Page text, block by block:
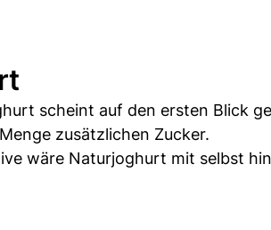
scheint auf den ersten Blick
zusätzlichen Zucker.
wäre Naturjoghurt mit selbst